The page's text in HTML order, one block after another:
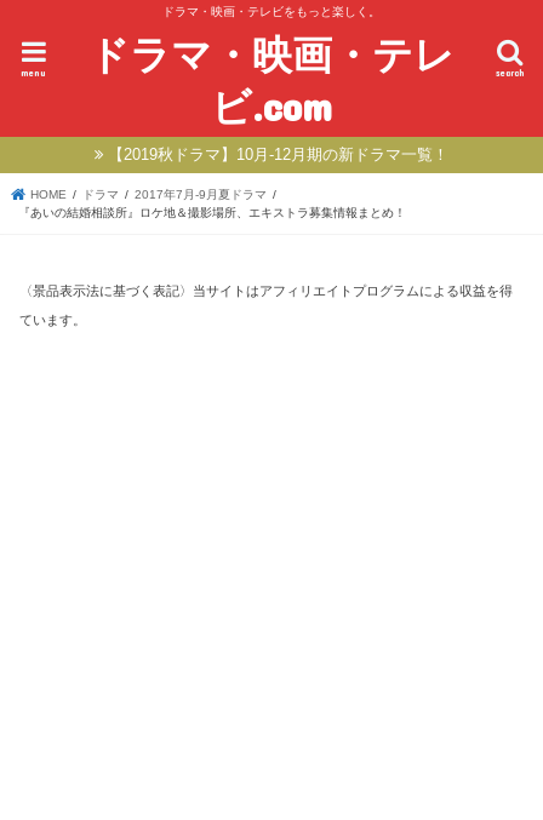
ドラマ・映画・テレビをもっと楽しく。
ドラマ・映画・テレ
ビ.com
search
menu
【2019秋ドラマ】10月-12月期の新ドラマ一覧！
HOME ドラマ
2017年7月-9月夏ドラマ
『あいの結婚相談所』ロケ地＆撮影場所、エキストラ募集情報まとめ！
〈景品表示法に基づく表記〉当サイトはアフィリエイトプログラムによる収益を得
ています。